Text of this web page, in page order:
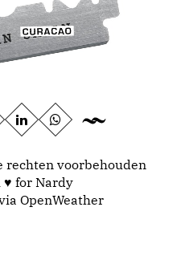
rechten voorbehouden
♥ for Nardy
OpenWeather